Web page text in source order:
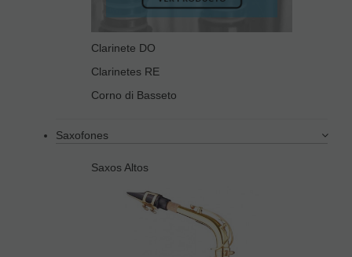
Clarinete DO
Clarinetes RE
Corno di Basseto
Saxofones
Saxos Altos